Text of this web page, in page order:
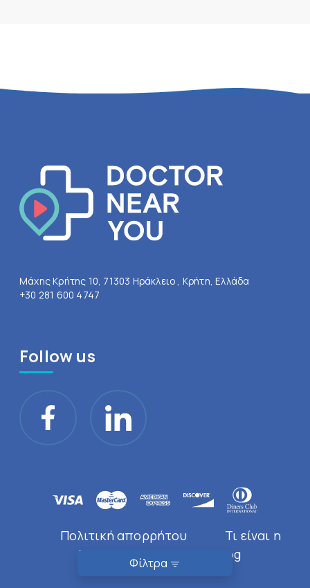
Φίλτρα
Μάχης Κρήτης 10, 71303 Ηράκλειο , Κρήτη, Ελλάδα
+30 281 600 4747
Follow us
Πολιτική απορρήτου
Τι είναι η
Doctor Near You
Blog